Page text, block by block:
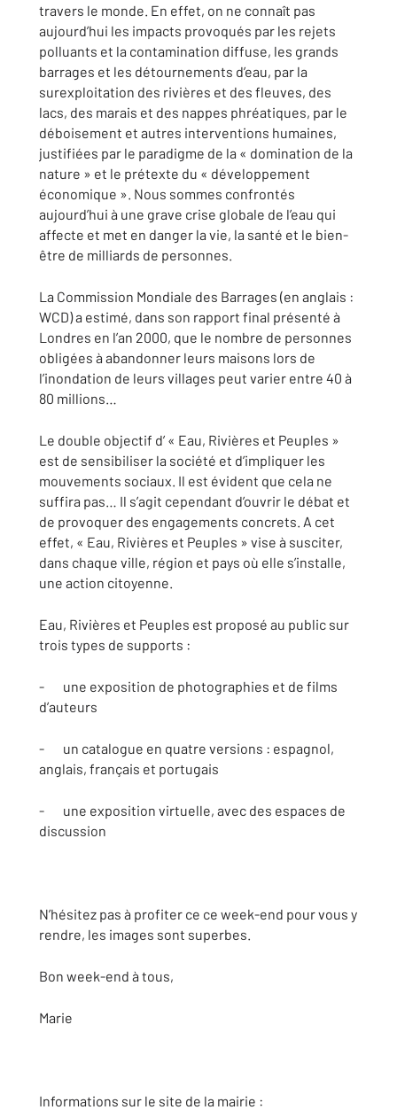
travers le monde. En effet, on ne connaît pas
aujourd’hui les impacts provoqués par les rejets
polluants et la contamination diffuse, les grands
barrages et les détournements d’eau, par la
surexploitation des rivières et des fleuves, des
lacs, des marais et des nappes phréatiques, par le
déboisement et autres interventions humaines,
justifiées par le paradigme de la « domination de la
nature » et le prétexte du « développement
économique ». Nous sommes confrontés
aujourd’hui à une grave crise globale de l’eau qui
affecte et met en danger la vie, la santé et le bien-
être de milliards de personnes.
La Commission Mondiale des Barrages (en anglais :
WCD) a estimé, dans son rapport final présenté à
Londres en l’an 2000, que le nombre de personnes
obligées à abandonner leurs maisons lors de
l’inondation de leurs villages peut varier entre 40 à
80 millions…
Le double objectif d’ « Eau, Rivières et Peuples »
est de sensibiliser la société et d’impliquer les
mouvements sociaux. Il est évident que cela ne
suffira pas… Il s’agit cependant d’ouvrir le débat et
de provoquer des engagements concrets. A cet
effet, « Eau, Rivières et Peuples » vise à susciter,
dans chaque ville, région et pays où elle s’installe,
une action citoyenne.
Eau, Rivières et Peuples est proposé au public sur
trois types de supports :
- une exposition de photographies et de films
d’auteurs
- un catalogue en quatre versions : espagnol,
anglais, français et portugais
- une exposition virtuelle, avec des espaces de
discussion
N’hésitez pas à profiter ce ce week-end pour vous y
rendre, les images sont superbes.
Bon week-end à tous,
Marie
Informations sur le site de la mairie :